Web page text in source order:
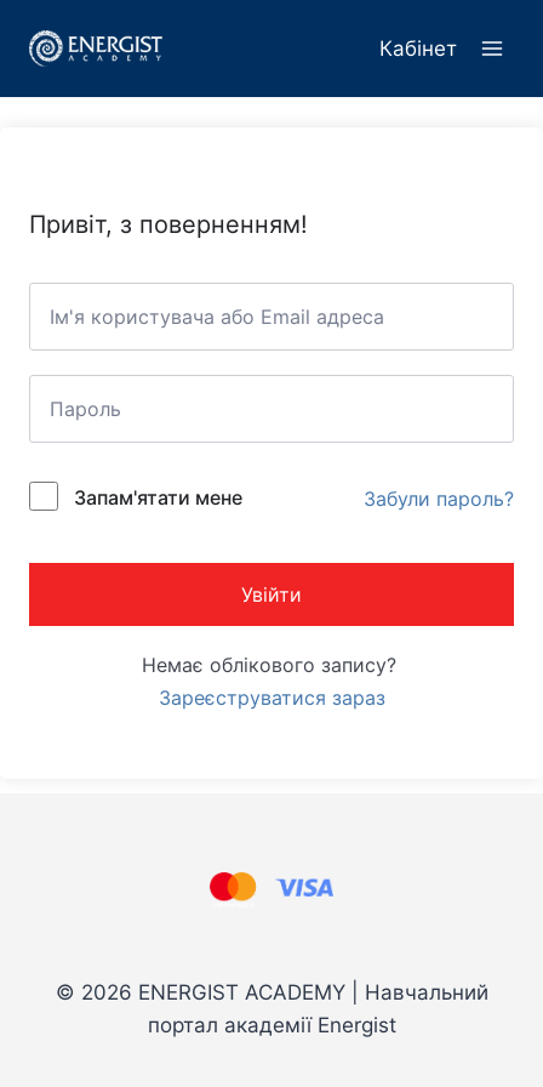
Кабінет
Привіт, з поверненням!
Запам'ятати мене Забули пароль?
Увійти
Немає облікового запису?
Зареєструватися зараз
© 2026 ENERGIST ACADEMY | Навчальний
портал академії Energist